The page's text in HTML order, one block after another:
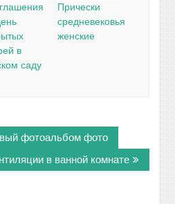
в
саду
Прически
средневековья
женские
фотоальбом фото
в ванной комнате